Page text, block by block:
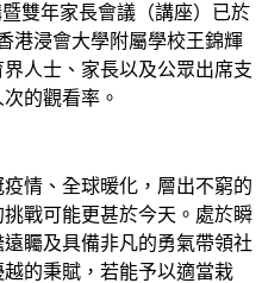
雙年家長會議（講座）已於
港浸會大學附屬學校王錦輝
人士、家長以及公眾出席支
的觀看率。
情、全球暖化，層出不窮的
戰可能更甚於今天。處於瞬
矚及具備非凡的勇氣帶領社
的秉賦，若能予以適當栽